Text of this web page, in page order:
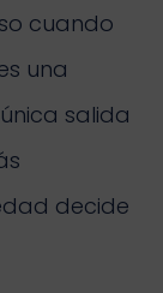
cuando
una
salida
decide